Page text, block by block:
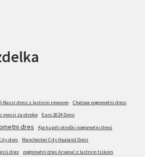
Nassr dresi z lastnim imenom Chelsea nogometni dresi
messi za otroke Euro 2024 Dresi
dres
Kje kupiti otroški nogometni dresi
dres
Manchester City Haaland Dresi
dres nogometni dres Arsenal z lastnim tiskom